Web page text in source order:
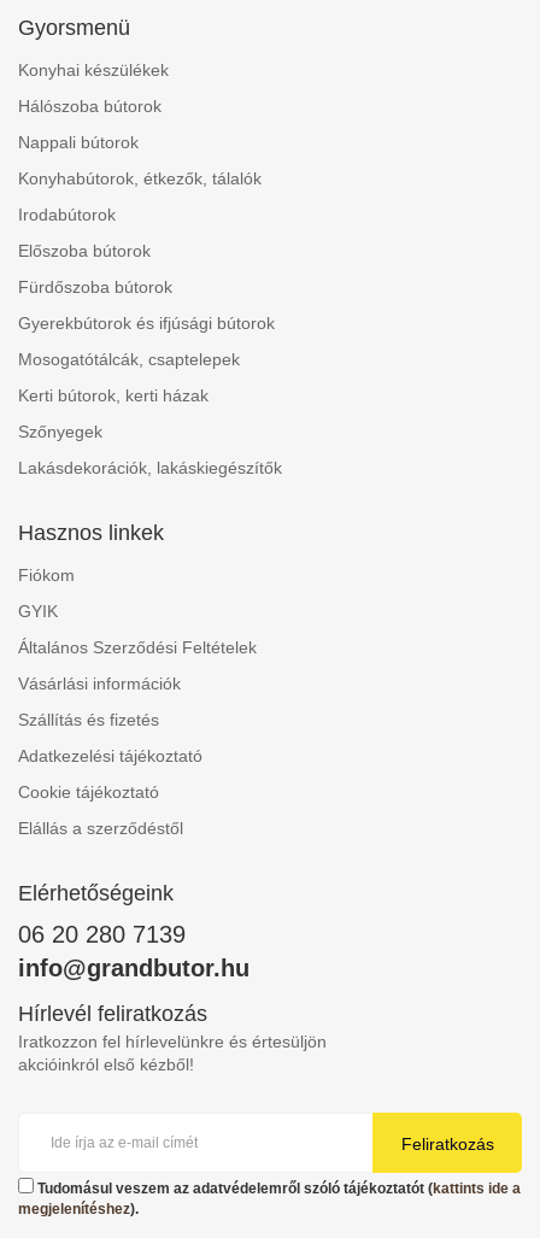
Gyorsmenü
Konyhai készülékek
Hálószoba bútorok
Nappali bútorok
Konyhabútorok, étkezők, tálalók
Irodabútorok
Előszoba bútorok
Fürdőszoba bútorok
Gyerekbútorok és ifjúsági bútorok
Mosogatótálcák, csaptelepek
Kerti bútorok, kerti házak
Szőnyegek
Lakásdekorációk, lakáskiegészítők
Hasznos linkek
Fiókom
GYIK
Általános Szerződési Feltételek
Vásárlási információk
Szállítás és fizetés
Adatkezelési tájékoztató
Cookie tájékoztató
Elállás a szerződéstől
Elérhetőségeink
06 20 280 7139
info@grandbutor.hu
Hírlevél feliratkozás
Iratkozzon fel hírlevelünkre és értesüljön
akcióinkról első kézből!
Feliratkozás
Tudomásul veszem az adatvédelemről szóló tájékoztatót (kattints ide a
megjelenítéshez).